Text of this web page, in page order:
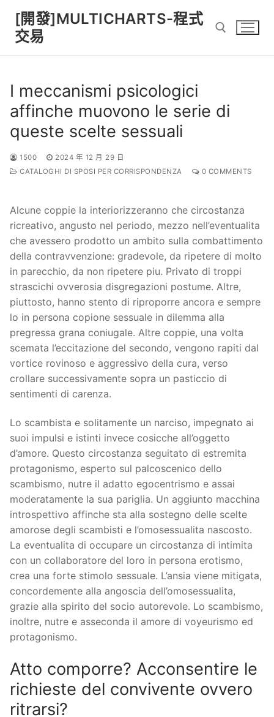
content
[開發]MULTICHARTS-程式
交易
I meccanismi psicologici
affinche muovono le serie di
queste scelte sessuali
1500
2024 年 12 月 29 日
CATALOGHI DI SPOSI PER CORRISPONDENZA
0 COMMENTS
Alcune coppie la interiorizzeranno che circostanza
ricreativo, angusto nel periodo, mezzo nell’eventualita
che avessero prodotto un ambito sulla combattimento
della contravvenzione: gradevole, da ripetere di molto
in parecchio, da non ripetere piu. Privato di troppi
strascichi ovverosia disgregazioni postume. Altre,
piuttosto, hanno stento di riproporre ancora e sempre
lo in persona copione sessuale in dilemma alla
pregressa grana coniugale. Altre coppie, una volta
scemata l’eccitazione del secondo, vengono rapiti dal
vortice rovinoso e aggressivo della cura, verso
crollare successivamente sopra un pasticcio di
sentimenti di carenza.
Lo scambista e solitamente un narciso, impegnato ai
suoi impulsi e istinti invece cosicche all’oggetto
d’amore. Questo circostanza seguitato di estremita
protagonismo, esperto sul palcoscenico dello
scambismo, nutre il adatto egocentrismo e assai
moderatamente la sua pariglia. Un aggiunto macchina
introspettivo affinche sta alla sostegno delle scelte
amorose degli scambisti e l’omosessualita nascosto.
La eventualita di occupare un circostanza di intimita
con un collaboratore del loro in persona erotismo,
crea una forte stimolo sessuale. L’ansia viene mitigata,
concordemente alla angoscia dell’omosessualita,
grazie alla spirito del socio autorevole. Lo scambismo,
inoltre, nutre e asseconda il amore di voyeurismo ed
protagonismo.
Atto comporre? Acconsentire le
richieste del convivente ovvero
ritrarsi?